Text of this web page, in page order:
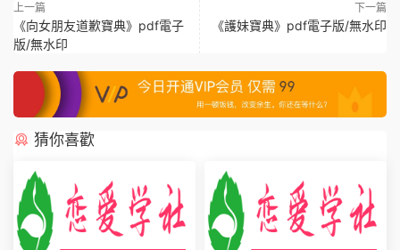
上一篇
《向女朋友道歉寶典》pdf電子
版/無水印
下一篇
《護妹寶典》pdf電子版/無水印
猜你喜歡